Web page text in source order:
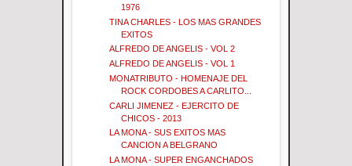
1976
TINA CHARLES - LOS MAS GRANDES
EXITOS
ALFREDO DE ANGELIS - VOL 2
ALFREDO DE ANGELIS - VOL 1
MONATRIBUTO - HOMENAJE DEL
ROCK CORDOBES A CARLITO...
CARLI JIMENEZ - EJERCITO DE
CHICOS - 2013
LA MONA - SUS EXITOS MAS
CANCION A BELGRANO
LA MONA - SUPER ENGANCHADOS